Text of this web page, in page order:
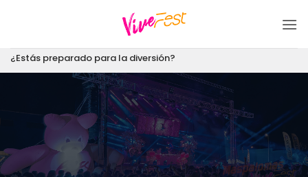
¿Estás preparado para la diversión?